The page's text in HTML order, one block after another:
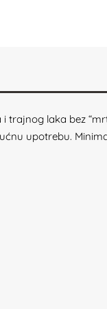
laka bez
upotrebu.